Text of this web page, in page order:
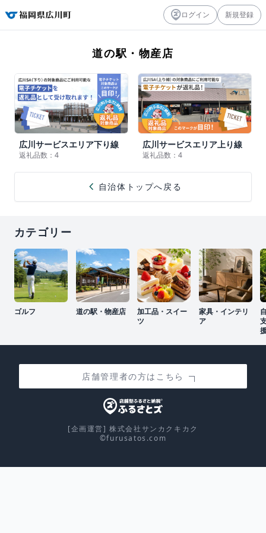
ログイン 新規登録
道の駅・物産店
広川サービスエリア下り線
返礼品数：4
広川サービスエリア上り線
返礼品数：4
chevron_left 自治体トップへ戻る
カテゴリー
ゴルフ 道の駅・物産店
加工品・スイー
ツ
家具・インテリ
ア
店舗管理者の方はこちら
[企画運営] 株式会社サンカクキカク
©furusatos.com